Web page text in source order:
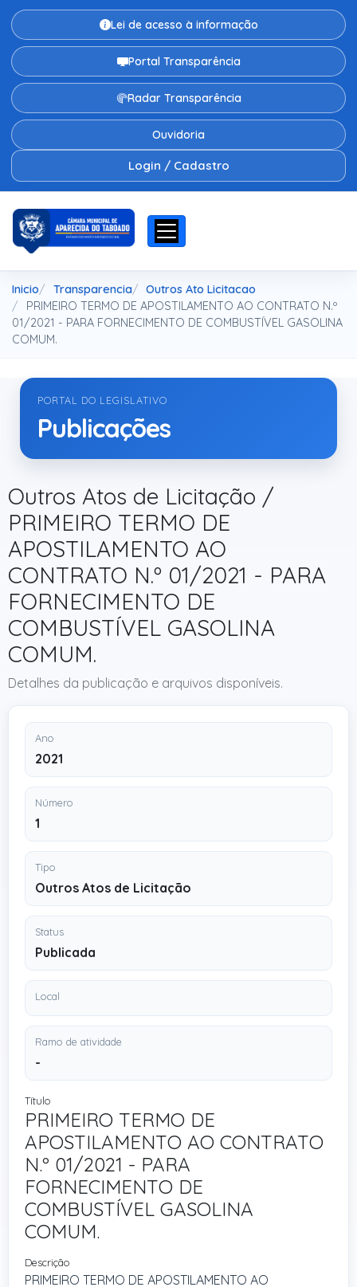
Lei de acesso à informação
Portal Transparência
Radar Transparência
Ouvidoria
Login / Cadastro
Inicio Transparencia
Outros Ato Licitacao
PRIMEIRO TERMO DE APOSTILAMENTO AO CONTRATO N.º
01/2021 - PARA FORNECIMENTO DE COMBUSTÍVEL GASOLINA
COMUM.
PORTAL DO LEGISLATIVO
Publicações
Outros Atos de Licitação /
PRIMEIRO TERMO DE
APOSTILAMENTO AO
CONTRATO N.º 01/2021 - PARA
FORNECIMENTO DE
COMBUSTÍVEL GASOLINA
COMUM.
Detalhes da publicação e arquivos disponíveis.
Ano
2021
Número
1
Tipo
Outros Atos de Licitação
Status
Publicada
Local
Ramo de atividade
-
Título
PRIMEIRO TERMO DE
APOSTILAMENTO AO CONTRATO
N.º 01/2021 - PARA
FORNECIMENTO DE
COMBUSTÍVEL GASOLINA
COMUM.
Descrição
PRIMEIRO TERMO DE APOSTILAMENTO AO